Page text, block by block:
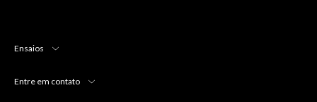
Ensaios
Entre em contato